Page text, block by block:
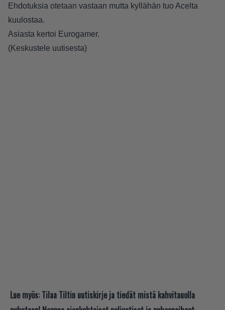
Ehdotuksia otetaan vastaan mutta kyllähän tuo Acelta
kuulostaa.
Asiasta kertoi Eurogamer.
(Keskustele uutisesta)
Lue myös: Tilaa Tiltin uutiskirje ja tiedät mistä kahvitauolla